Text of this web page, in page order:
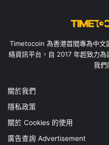
Timetocoin 為香港首間專為中文
絡資訊平台，自 2017 年起致力
我們
關於我們
隱私政策
關於 Cookies 的使用
廣告查詢 Advertisement